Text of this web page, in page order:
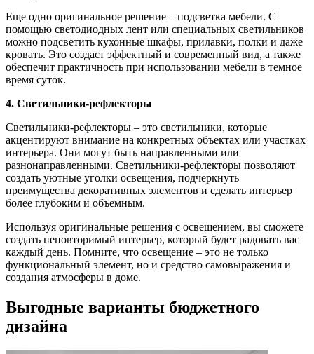
Еще одно оригинальное решение – подсветка мебели. С
помощью светодиодных лент или специальных светильников
можно подсветить кухонные шкафы, прилавки, полки и даже
кровать. Это создаст эффектный и современный вид, а также
обеспечит практичность при использовании мебели в темное
время суток.
4. Светильники-рефлекторы
Светильники-рефлекторы – это светильники, которые
акцентируют внимание на конкретных объектах или участках
интерьера. Они могут быть направленными или
разнонаправленными. Светильники-рефлекторы позволяют
создать уютные уголки освещения, подчеркнуть
преимущества декоративных элементов и сделать интерьер
более глубоким и объемным.
Используя оригинальные решения с освещением, вы сможете
создать неповторимый интерьер, который будет радовать вас
каждый день. Помните, что освещение – это не только
функциональный элемент, но и средство самовыражения и
создания атмосферы в доме.
Выгодные варианты бюджетного
дизайна